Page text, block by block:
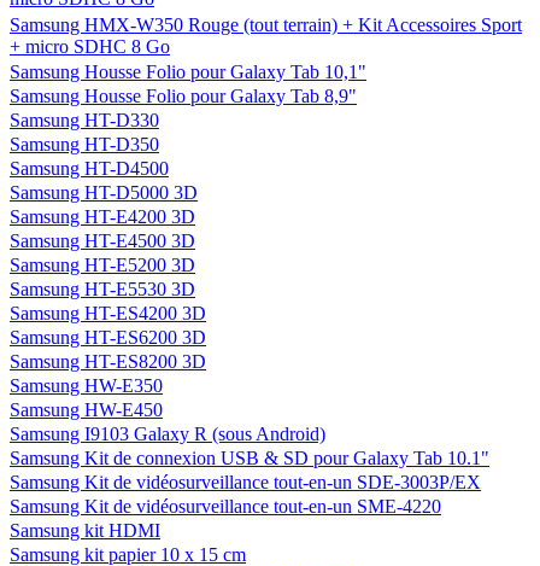
Samsung HMX-W350 Rouge (tout terrain) + Kit Accessoires Sport
+ micro SDHC 8 Go
Samsung Housse Folio pour Galaxy Tab 10,1"
Samsung Housse Folio pour Galaxy Tab 8,9"
Samsung HT-D330
Samsung HT-D350
Samsung HT-D4500
Samsung HT-D5000 3D
Samsung HT-E4200 3D
Samsung HT-E4500 3D
Samsung HT-E5200 3D
Samsung HT-E5530 3D
Samsung HT-ES4200 3D
Samsung HT-ES6200 3D
Samsung HT-ES8200 3D
Samsung HW-E350
Samsung HW-E450
Samsung I9103 Galaxy R (sous Android)
Samsung Kit de connexion USB & SD pour Galaxy Tab 10.1"
Samsung Kit de vidéosurveillance tout-en-un SDE-3003P/EX
Samsung Kit de vidéosurveillance tout-en-un SME-4220
Samsung kit HDMI
Samsung kit papier 10 x 15 cm